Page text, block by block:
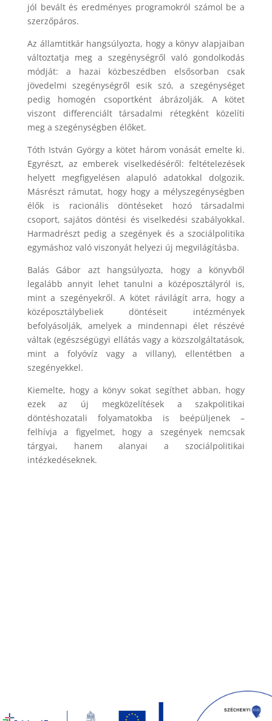
jól bevált és eredményes programokról számol be a
szerzőpáros.
Az államtitkár hangsúlyozta, hogy a könyv alapjaiban
változtatja meg a szegénységről való gondolkodás
módját: a hazai közbeszédben elsősorban csak
jövedelmi szegénységről esik szó, a szegénységet
pedig homogén csoportként ábrázolják. A kötet
viszont differenciált társadalmi rétegként közelíti
meg a szegénységben élőket.
Tóth István György a kötet három vonását emelte ki.
Egyrészt, az emberek viselkedéséről: feltételezések
helyett megfigyelésen alapuló adatokkal dolgozik.
Másrészt rámutat, hogy hogy a mélyszegénységben
élők is racionális döntéseket hozó társadalmi
csoport, sajátos döntési és viselkedési szabályokkal.
Harmadrészt pedig a szegények és a szociálpolitika
egymáshoz való viszonyát helyezi új megvilágításba.
Balás Gábor azt hangsúlyozta, hogy a könyvből
legalább annyit lehet tanulni a középosztályról is,
mint a szegényekről. A kötet rávilágít arra, hogy a
középosztálybeliek döntéseit intézmények
befolyásolják, amelyek a mindennapi élet részévé
váltak (egészségügyi ellátás vagy a közszolgáltatások,
mint a folyóvíz vagy a villany), ellentétben a
szegényekkel.
Kiemelte, hogy a könyv sokat segíthet abban, hogy
ezek az új megközelítések a szakpolitikai
döntéshozatali folyamatokba is beépüljenek –
felhívja a figyelmet, hogy a szegények nemcsak
tárgyai, hanem alanyai a szociálpolitikai
intézkedéseknek.